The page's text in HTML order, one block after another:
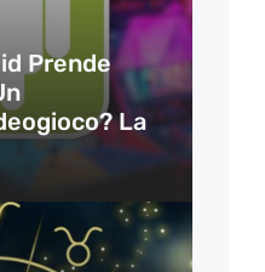
Prende
La